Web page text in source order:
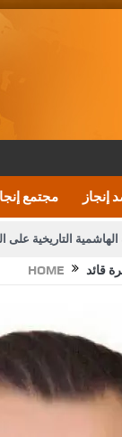
مجتمع إنجاز
التاريخية على
النواب يقر
مبارك ومزيدا من
HOME